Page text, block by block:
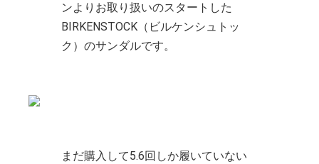
ンよりお取り扱いのスタートした
BIRKENSTOCK（ビルケンシュトッ
ク）のサンダルです。
まだ購入して5.6回しか履いていない